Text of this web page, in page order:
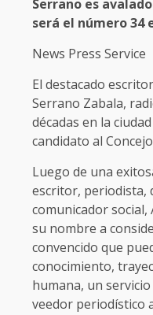
Serrano es
será el número 34
News Press Service
El destacado
Serrano Zabala,
décadas en la
candidato al
Luego de una
escritor, periodista,
comunicador
su nombre a
convencido que
conocimiento,
humana, un
veedor periodístico